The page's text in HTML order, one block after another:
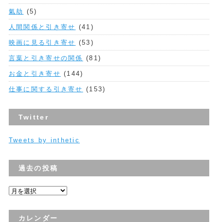
氣劫 (5)
人間関係と引き寄せ (41)
映画に見る引き寄せ (53)
言葉と引き寄せの関係 (81)
お金と引き寄せ (144)
仕事に関する引き寄せ (153)
Twitter
Tweets by inthetic
過去の投稿
過
の
カレンダー